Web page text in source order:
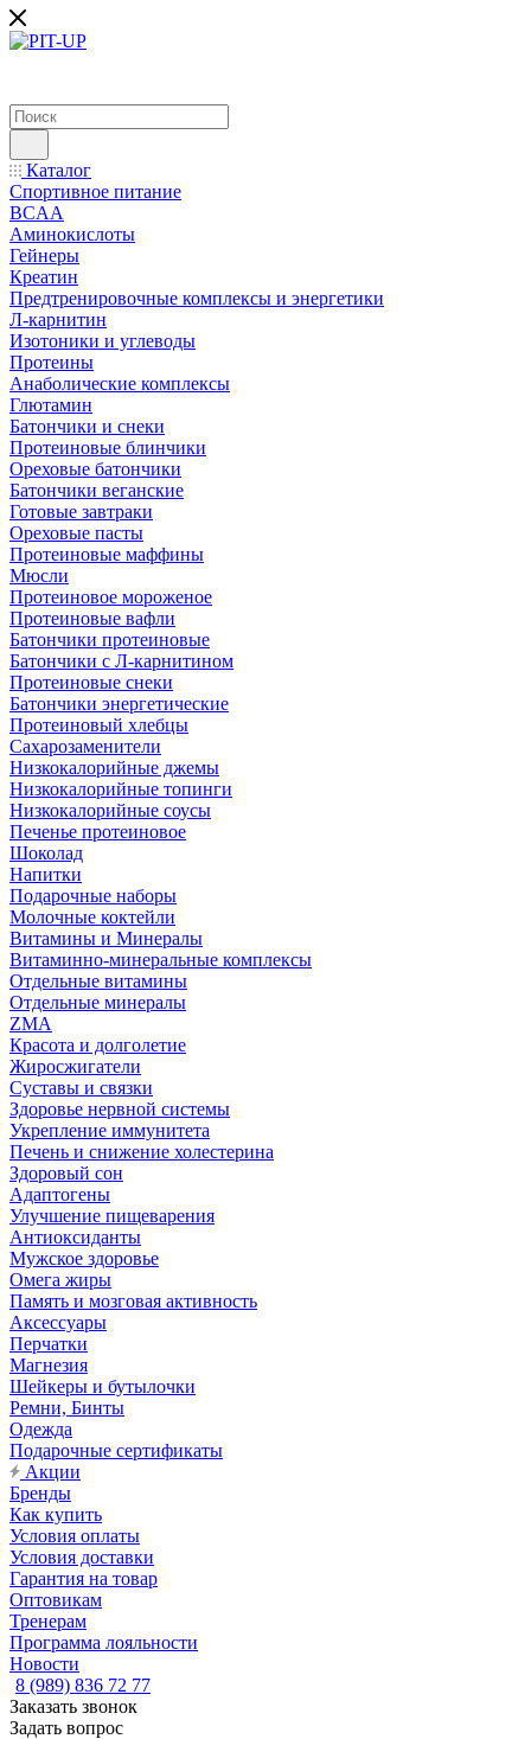
Каталог
Спортивное питание
BCAA
Аминокислоты
Гейнеры
Креатин
Предтренировочные комплексы и энергетики
Л-карнитин
Изотоники и углеводы
Протеины
Анаболические комплексы
Глютамин
Батончики и снеки
Протеиновые блинчики
Ореховые батончики
Батончики веганские
Готовые завтраки
Ореховые пасты
Протеиновые маффины
Мюсли
Протеиновое мороженое
Протеиновые вафли
Батончики протеиновые
Батончики с Л-карнитином
Протеиновые снеки
Батончики энергетические
Протеиновый хлебцы
Сахарозаменители
Низкокалорийные джемы
Низкокалорийные топинги
Низкокалорийные соусы
Печенье протеиновое
Шоколад
Напитки
Подарочные наборы
Молочные коктейли
Витамины и Минералы
Витаминно-минеральные комплексы
Отдельные витамины
Отдельные минералы
ZMA
Красота и долголетие
Жиросжигатели
Суставы и связки
Здоровье нервной системы
Укрепление иммунитета
Печень и снижение холестерина
Здоровый сон
Адаптогены
Улучшение пищеварения
Антиоксиданты
Мужское здоровье
Омега жиры
Память и мозговая активность
Аксессуары
Перчатки
Магнезия
Шейкеры и бутылочки
Ремни, Бинты
Одежда
Подарочные сертификаты
Акции
Бренды
Как купить
Условия оплаты
Условия доставки
Гарантия на товар
Оптовикам
Тренерам
Программа лояльности
Новости
8 (989) 836 72 77
Заказать звонок
Задать вопрос